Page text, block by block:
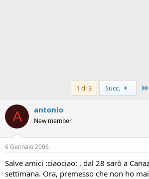
1 di 3 Succ.
A antonio
New member
6 Gennaio 2006
Salve amici :ciaociao: , dal 28 sarò a
settimana. Ora, premesso che non ho